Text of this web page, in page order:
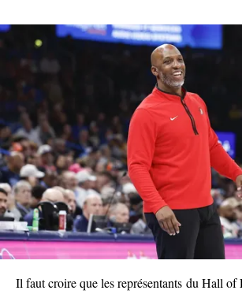
Il faut croire que les représentants du Hall of